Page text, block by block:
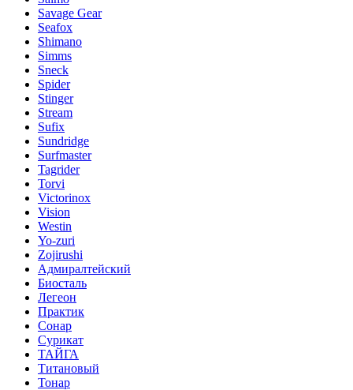
Savage Gear
Seafox
Shimano
Simms
Sneck
Spider
Stinger
Stream
Sufix
Sundridge
Surfmaster
Tagrider
Torvi
Victorinox
Vision
Westin
Yo-zuri
Zojirushi
Адмиралтейский
Биосталь
Легеон
Практик
Сонар
Сурикат
ТАЙГА
Титановый
Тонар